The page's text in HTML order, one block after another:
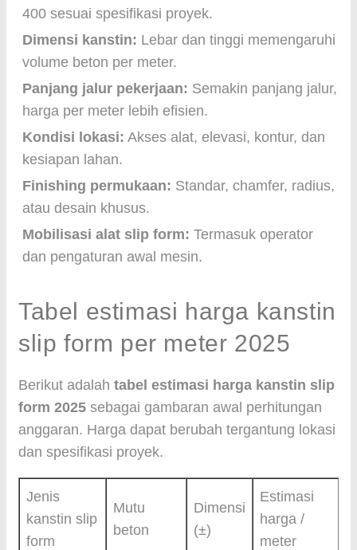
400 sesuai spesifikasi proyek.
Dimensi kanstin: Lebar dan tinggi memengaruhi
volume beton per meter.
Panjang jalur pekerjaan: Semakin panjang jalur,
harga per meter lebih efisien.
Kondisi lokasi: Akses alat, elevasi, kontur, dan
kesiapan lahan.
Finishing permukaan: Standar, chamfer, radius,
atau desain khusus.
Mobilisasi alat slip form: Termasuk operator
dan pengaturan awal mesin.
Tabel estimasi harga kanstin
slip form per meter 2025
Berikut adalah tabel estimasi harga kanstin slip
form 2025 sebagai gambaran awal perhitungan
anggaran. Harga dapat berubah tergantung lokasi
dan spesifikasi proyek.
Jenis
kanstin slip
form
Mutu
beton
Dimensi
(±)
Estimasi
harga /
meter